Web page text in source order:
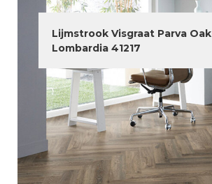
Lijmstrook Visgraat Parva Oak
Lombardia 41217